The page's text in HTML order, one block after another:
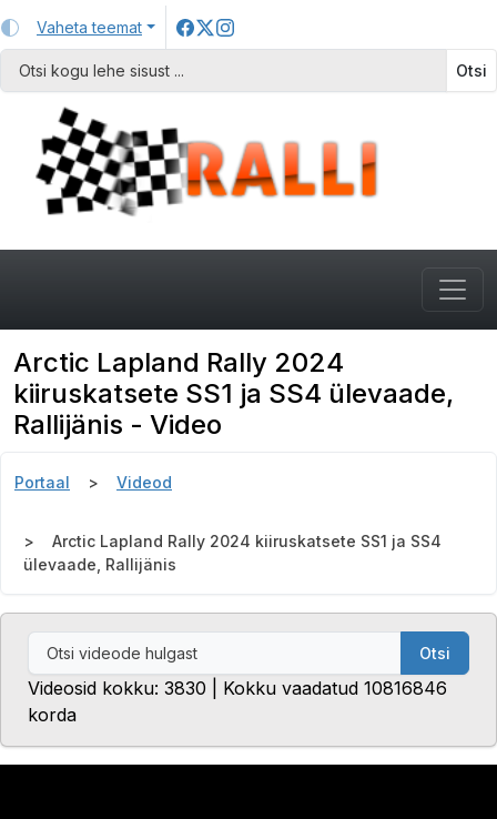
Vaheta teemat
Otsi
Arctic Lapland Rally 2024
kiiruskatsete SS1 ja SS4 ülevaade,
Rallijänis - Video
Portaal Videod
Arctic Lapland Rally 2024 kiiruskatsete SS1 ja SS4
ülevaade, Rallijänis
Otsi
Videosid kokku: 3830 | Kokku vaadatud 10816846
korda